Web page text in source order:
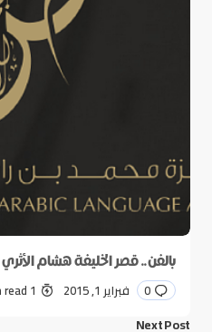
بالفن.. قصر الخليفة هشام
0 فبراير 1, 2015 1 min read
Next Post